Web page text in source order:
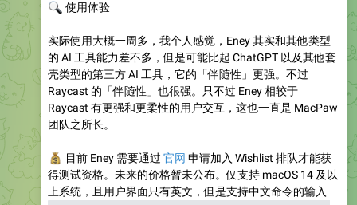
使用体验
实际使用大概一周多，我个人感觉，Eney 其实和其他类型
的 AI 工具能力差不多，但是可能比起 ChatGPT 以及其他套
壳类型的第三方 AI 工具，它的「伴随性」更强。不过
Raycast 的「伴随性」也很强。只不过 Eney 相较于
Raycast 有更强和更柔性的用户交互，这也一直是 MacPaw
团队之所长。
目前 Eney 需要通过 官网 申请加入 Wishlist 排队才能获
得测试资格。未来的价格暂未公布。仅支持 macOS 14 及以
上系统，且用户界面只有英文，但是支持中文命令的输入